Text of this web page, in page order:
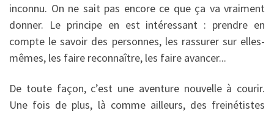
inconnu. On ne sait pas encore ce que ça va vraiment
donner. Le principe en est intéressant : prendre en
compte le savoir des personnes, les rassurer sur elles-
mêmes, les faire reconnaître, les faire avancer...
De toute façon, c’est une aventure nouvelle à courir.
Une fois de plus, là comme ailleurs, des freinétistes